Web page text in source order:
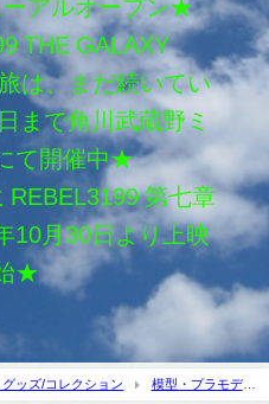
ーアルオープン★
THE GALAXY
は、まだ続いてい
まで角川武蔵野ミ
て開催中★
第七章
10月30日より上映
★
ッズ/コレクション
模型・プラモデ